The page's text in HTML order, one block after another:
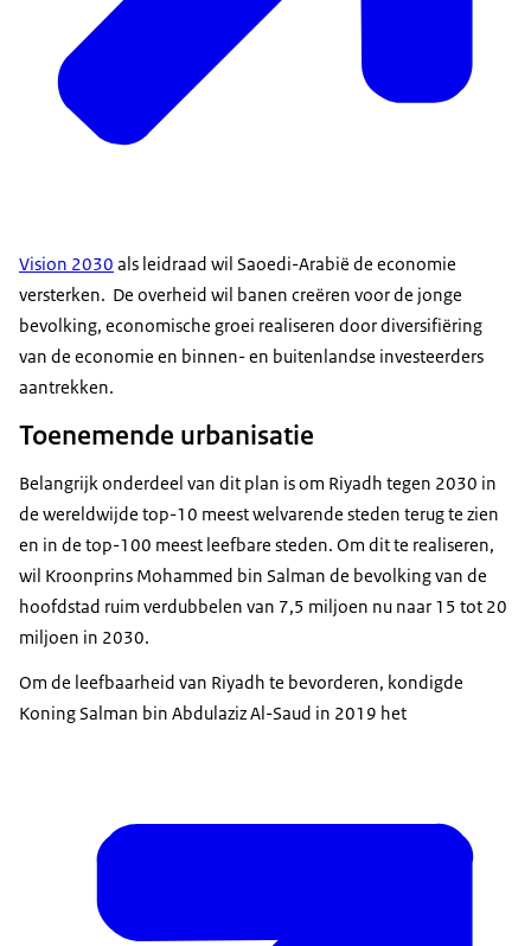
Vision 2030 als leidraad wil Saoedi-Arabië de economie
versterken. De overheid wil banen creëren voor de jonge
bevolking, economische groei realiseren door diversifiëring
van de economie en binnen- en buitenlandse investeerders
aantrekken.
Toenemende urbanisatie
Belangrijk onderdeel van dit plan is om Riyadh tegen 2030 in
de wereldwijde top-10 meest welvarende steden terug te zien
en in de top-100 meest leefbare steden. Om dit te realiseren,
wil Kroonprins Mohammed bin Salman de bevolking van de
hoofdstad ruim verdubbelen van 7,5 miljoen nu naar 15 tot 20
miljoen in 2030.
Om de leefbaarheid van Riyadh te bevorderen, kondigde
Koning Salman bin Abdulaziz Al-Saud in 2019 het